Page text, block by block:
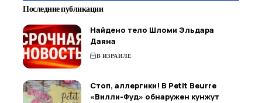
Последние публикации
Найдено тело Шломи Эльдара
Даяна
В ИЗРАИЛЕ
Стоп, аллергики! В Petit Beurre
«Вилли-Фуд» обнаружен кунжут